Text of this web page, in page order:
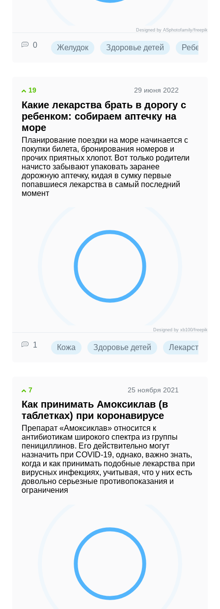
Designed by ASphotofamily/freepik
0 Желудок Здоровье детей Ребенок
19 29 июня 2022
Какие лекарства брать в дорогу с
ребенком: собираем аптечку на
море
Планирование поездки на море начинается с
покупки билета, бронирования номеров и
прочих приятных хлопот. Вот только родители
начисто забывают упаковать заранее
дорожную аптечку, кидая в сумку первые
попавшиеся лекарства в самый последний
момент
Designed by xb100/freepik
1 Кожа Здоровье детей Лекарства
7 25 ноября 2021
Как принимать Амоксиклав (в
таблетках) при коронавирусе
Препарат «Амоксиклав» относится к
антибиотикам широкого спектра из группы
пенициллинов. Его действительно могут
назначить при COVID-19, однако, важно знать,
когда и как принимать подобные лекарства при
вирусных инфекциях, учитывая, что у них есть
довольно серьезные противопоказания и
ограничения